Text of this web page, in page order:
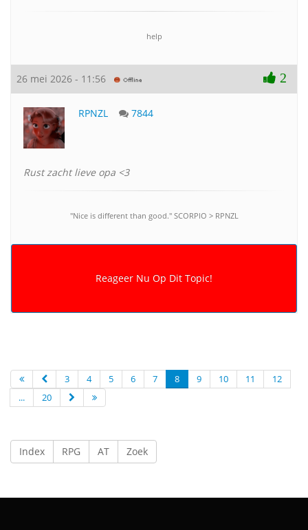
help
26 mei 2026 - 11:56 2
RPNZL 7844
Rust zacht lieve opa <3
"Nice is different than good." SCORPlO > RPNZL
3 4 5 6 7 8 9 10 11
12
...
20
Index RPG AT Zoek